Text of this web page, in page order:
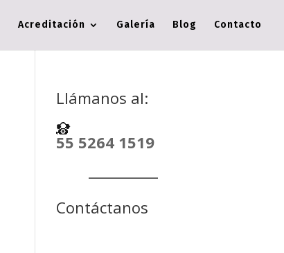
Acreditación Galería Blog Contacto
Llámanos al:
55 5264 1519
Contáctanos